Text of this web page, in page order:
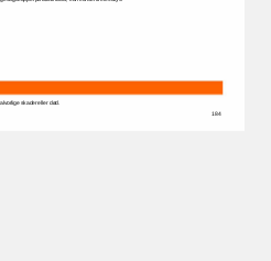
184
alvorlige skader eller død.